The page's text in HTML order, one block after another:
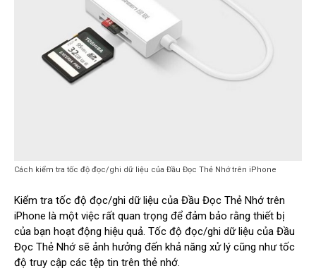
Cách kiểm tra tốc độ đọc/ghi dữ liệu của Đầu Đọc Thẻ Nhớ trên iPhone
Kiểm tra tốc độ đọc/ghi dữ liệu của Đầu Đọc Thẻ Nhớ trên
iPhone là một việc rất quan trọng để đảm bảo rằng thiết bị
của bạn hoạt động hiệu quả. Tốc độ đọc/ghi dữ liệu của Đầu
Đọc Thẻ Nhớ sẽ ảnh hưởng đến khả năng xử lý cũng như tốc
độ truy cập các tệp tin trên thẻ nhớ.